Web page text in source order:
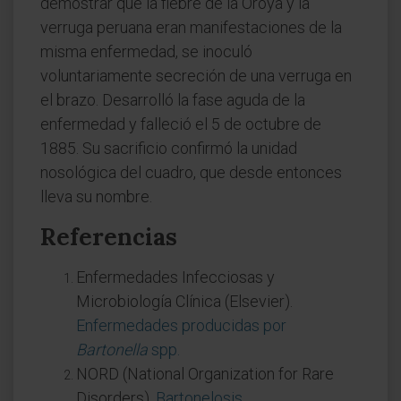
verruga peruana eran manifestaciones de la
misma enfermedad, se inoculó
voluntariamente secreción de una verruga en
el brazo. Desarrolló la fase aguda de la
enfermedad y falleció el 5 de octubre de
1885. Su sacrificio confirmó la unidad
nosológica del cuadro, que desde entonces
lleva su nombre.
Referencias
Enfermedades Infecciosas y
Microbiología Clínica (Elsevier).
Enfermedades producidas por
Bartonella spp.
NORD (National Organization for Rare